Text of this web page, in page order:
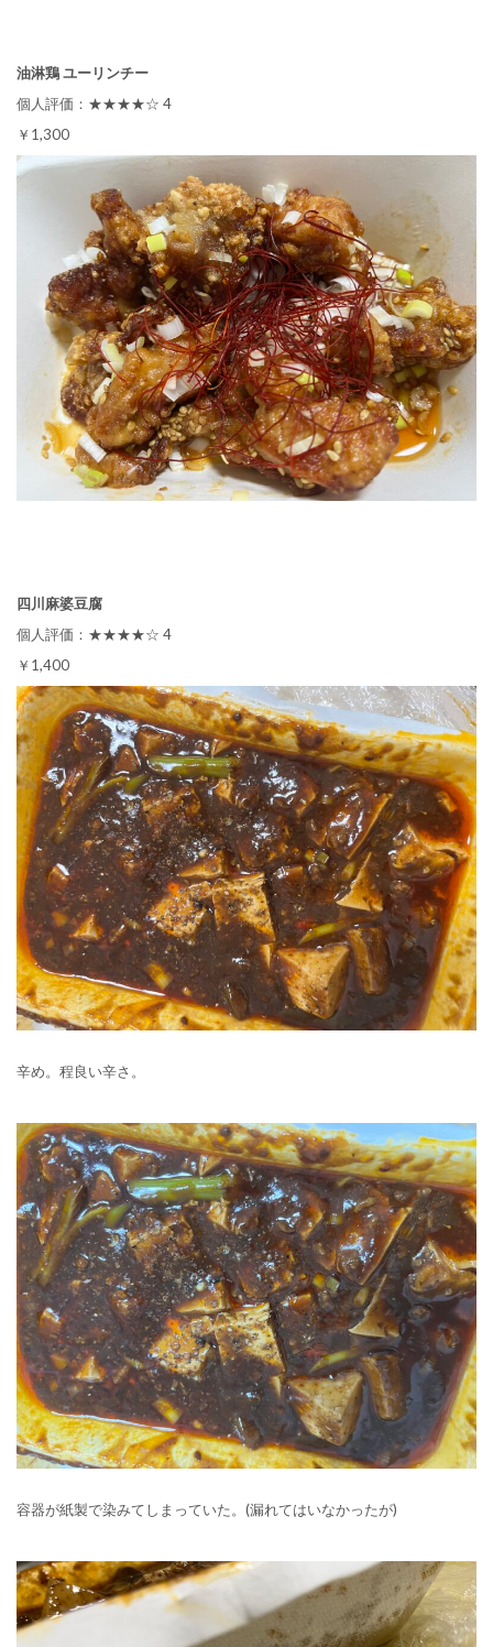
油淋鶏 ユーリンチー
個人評価：★★★★☆ 4
￥1,300
四川麻婆豆腐
個人評価：★★★★☆ 4
￥1,400
辛め。程良い辛さ。
容器が紙製で染みてしまっていた。(漏れてはいなかったが)